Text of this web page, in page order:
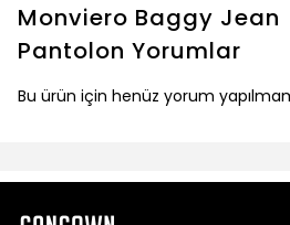
Monviero Baggy Jean
Pantolon Yorumlar
Bu ürün için henüz yorum